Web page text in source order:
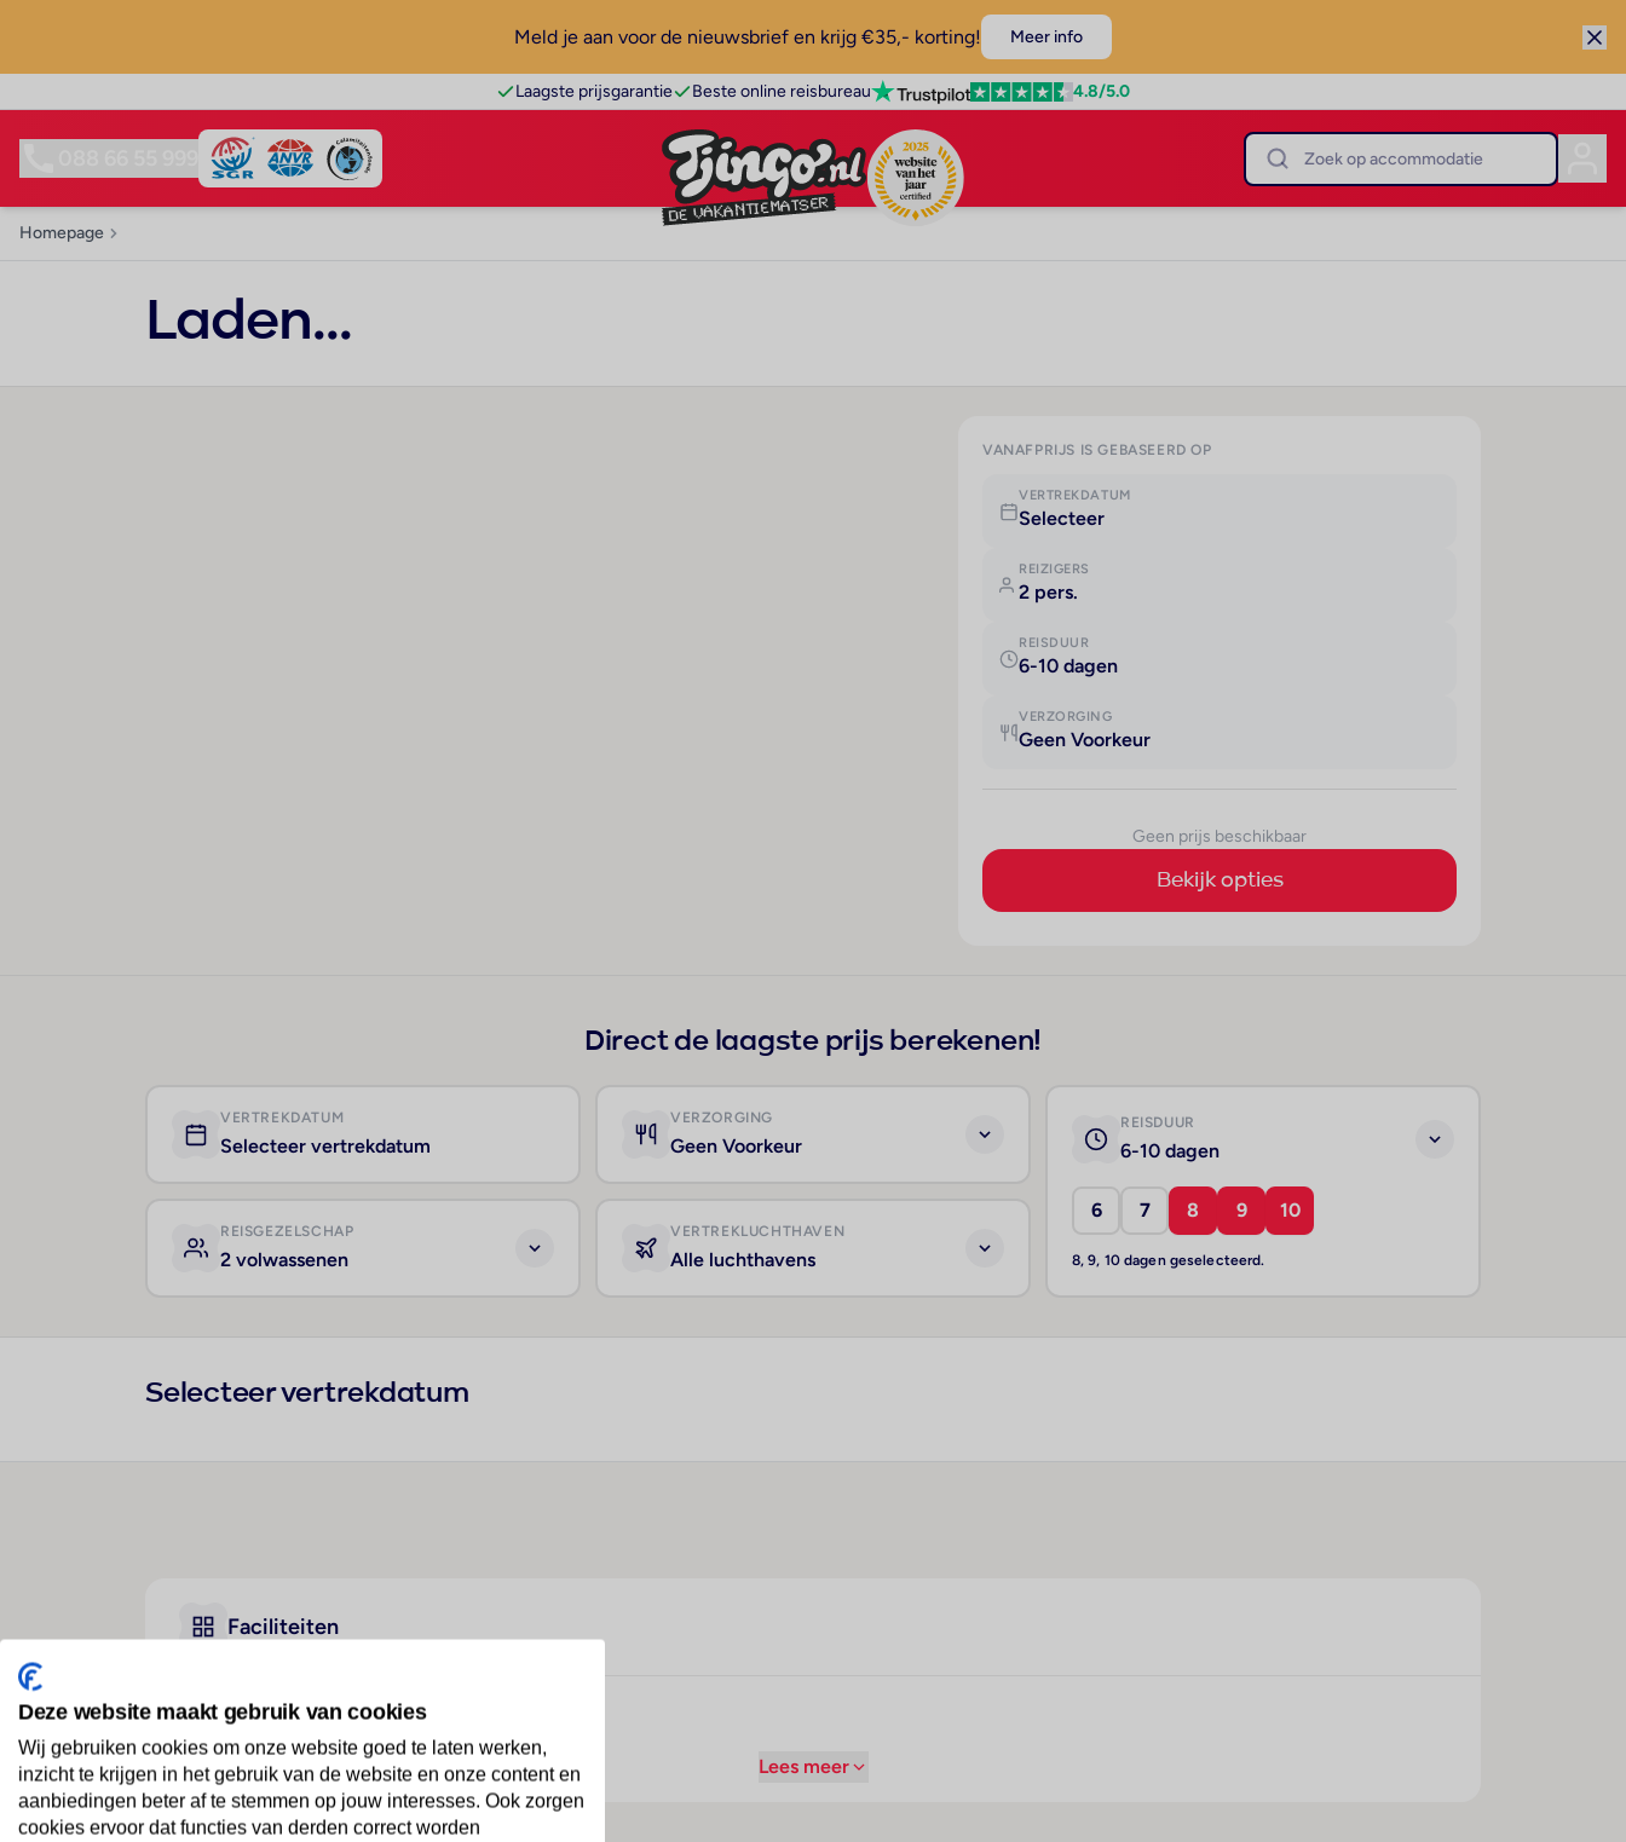
Meld je aan voor de nieuwsbrief en krijg €35,- korting! Meer info
Laagste prijsgarantie Beste online reisbureau 4.8/5.0
Homepage
Laden...
VANAFPRIJS IS GEBASEERD OP
VERTREKDATUM
Selecteer
REIZIGERS
2 pers.
REISDUUR
6-10 dagen
VERZORGING
Geen Voorkeur
Geen prijs beschikbaar
Bekijk opties
Direct de laagste prijs berekenen!
VERTREKDATUM
Selecteer vertrekdatum
VERZORGING
Geen Voorkeur
REISDUUR
6-10 dagen
6 7 8 9 10
8, 9, 10 dagen geselecteerd.
REISGEZELSCHAP
2 volwassenen
VERTREKLUCHTHAVEN
Alle luchthavens
Selecteer vertrekdatum
Faciliteiten
Geen faciliteiten beschikbaar
Lees meer
Deze website maakt gebruik van cookies
Wij gebruiken cookies om onze website goed te laten werken,
inzicht te krijgen in het gebruik van de website en onze content en
aanbiedingen beter af te stemmen op jouw interesses. Ook zorgen
cookies ervoor dat functies van derden correct worden